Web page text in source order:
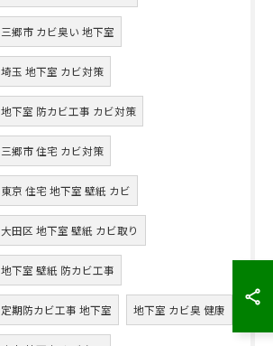
三郷市 カビ臭い 地下室
埼玉 地下室 カビ対策
地下室 防カビ工事 カビ対策
三郷市 住宅 カビ対策
東京 住宅 地下室 壁紙 カビ
大田区 地下室 壁紙 カビ取り
地下室 壁紙 防カビ工事
定期防カビ工事 地下室 地下室 カビ臭 健康